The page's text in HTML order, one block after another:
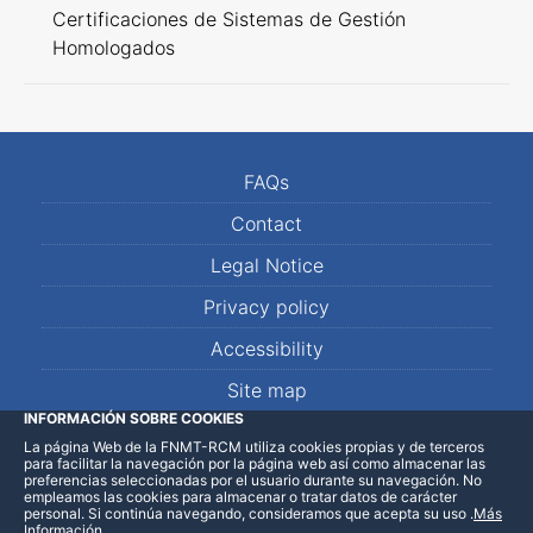
Certificaciones de Sistemas de Gestión
Homologados
FAQs
Contact
Legal Notice
Privacy policy
Accessibility
Site map
LinkedInFacebookWhatsApp
INFORMACIÓN SOBRE COOKIES
La página Web de la FNMT-RCM utiliza cookies propias y de terceros
para facilitar la navegación por la página web así como almacenar las
preferencias seleccionadas por el usuario durante su navegación. No
empleamos las cookies para almacenar o tratar datos de carácter
personal. Si continúa navegando, consideramos que acepta su uso .Más